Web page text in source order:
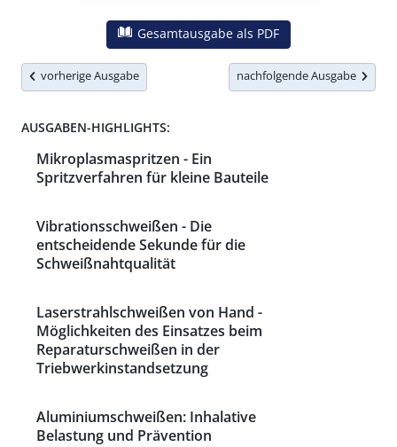
Gesamtausgabe als PDF
vorherige Ausgabe nachfolgende Ausgabe
AUSGABEN-HIGHLIGHTS:
Mikroplasmaspritzen - Ein
Spritzverfahren für kleine Bauteile
Vibrationsschweißen - Die
entscheidende Sekunde für die
Schweißnahtqualität
Laserstrahlschweißen von Hand -
Möglichkeiten des Einsatzes beim
Reparaturschweißen in der
Triebwerkinstandsetzung
Aluminiumschweißen: Inhalative
Belastung und Prävention